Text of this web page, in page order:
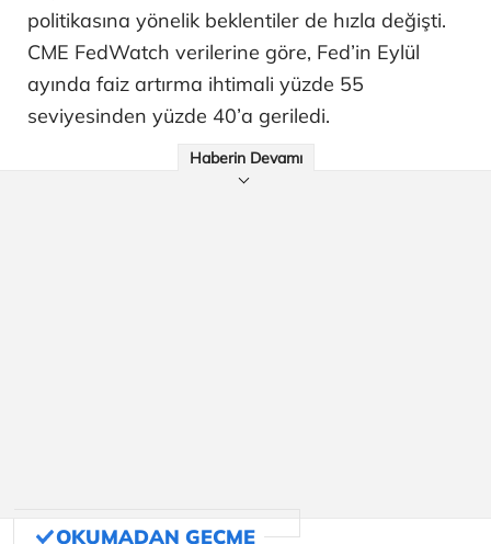
politikasına yönelik beklentiler de hızla değişti.
CME FedWatch verilerine göre, Fed’in Eylül
ayında faiz artırma ihtimali yüzde 55
seviyesinden yüzde 40’a geriledi.
Haberin Devamı